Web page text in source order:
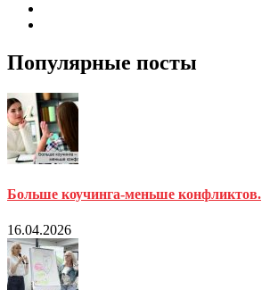
Популярные посты
Больше коучинга-меньше конфликтов.
16.04.2026